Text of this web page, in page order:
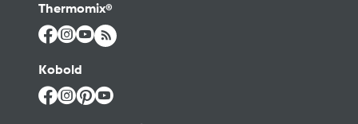
Thermomix®
Kobold